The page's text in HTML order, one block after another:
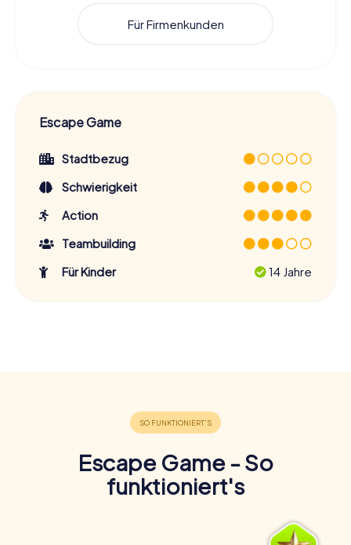
Für Firmenkunden
Escape Game
Stadtbezug
Schwierigkeit
Action
Teambuilding
Für Kinder
14 Jahre
Escape Game - So
funktioniert's